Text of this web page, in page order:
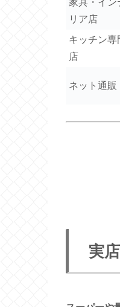
リア店
キッチン専
店
ネット通販
実